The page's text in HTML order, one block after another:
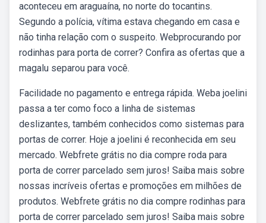
aconteceu em araguaína, no norte do tocantins.
Segundo a polícia, vítima estava chegando em casa e
não tinha relação com o suspeito. Webprocurando por
rodinhas para porta de correr? Confira as ofertas que a
magalu separou para você.
Facilidade no pagamento e entrega rápida. Weba joelini
passa a ter como foco a linha de sistemas
deslizantes, também conhecidos como sistemas para
portas de correr. Hoje a joelini é reconhecida em seu
mercado. Webfrete grátis no dia compre roda para
porta de correr parcelado sem juros! Saiba mais sobre
nossas incríveis ofertas e promoções em milhões de
produtos. Webfrete grátis no dia compre rodinhas para
porta de correr parcelado sem juros! Saiba mais sobre